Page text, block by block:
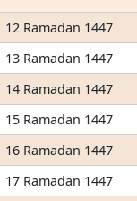
12 Ramadan 1447
13 Ramadan 1447
14 Ramadan 1447
15 Ramadan 1447
16 Ramadan 1447
17 Ramadan 1447